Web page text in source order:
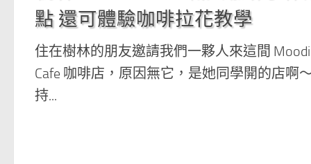
點 還可體驗咖啡拉花教學
住在樹林的朋友邀請我們一夥人來這間
Cafe 咖啡店，原因無它，是她同學開的店啊
持...